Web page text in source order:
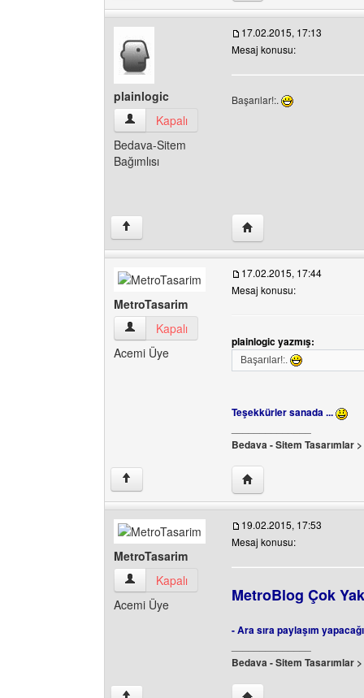
plainlogic
plainlogic Kullanıcının profilini görüntüle
Kapalı
Bedava-Sitem
Bağımlısı
17.02.2015, 17:13
Mesaj konusu:
Başarılar!:.
↑ Yazarın web sitesini
MetroTasarim
MetroTasarim Kullanıcının profilini görüntüle
Kapalı
Acemi Üye
17.02.2015, 17:44
Mesaj konusu:
plainlogic yazmış:
Başarılar!:.
Teşekkürler sanada ...
Bedava - Sitem Tasarımlar >
↑ Yazarın web sitesini
MetroTasarim
MetroTasarim Kullanıcının profilini görüntüle
Kapalı
Acemi Üye
19.02.2015, 17:53
Mesaj konusu:
MetroBlog Çok
- Ara sıra paylaşım
Bedava - Sitem Tasarımlar >